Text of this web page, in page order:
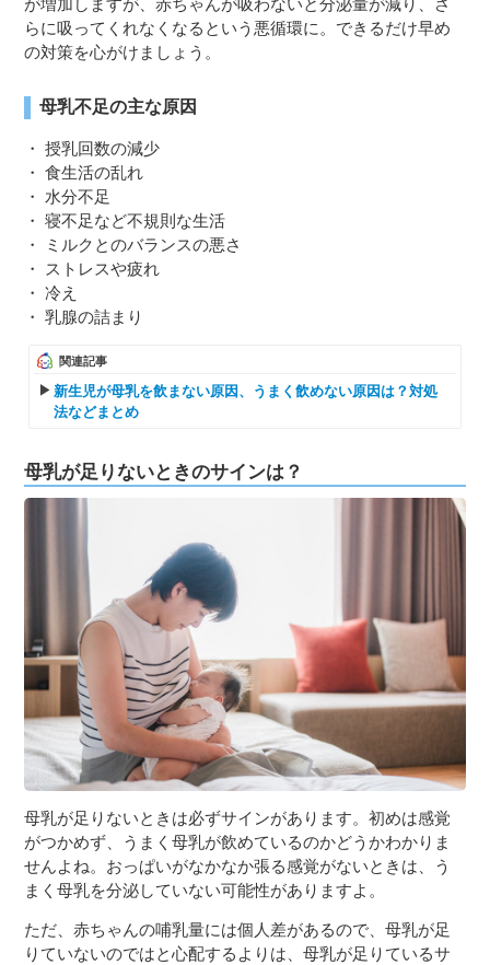
が増加しますが、赤ちゃんが吸わないと分泌量が減り、さ
らに吸ってくれなくなるという悪循環に。できるだけ早め
の対策を心がけましょう。
母乳不足の主な原因
・ 授乳回数の減少
・ 食生活の乱れ
・ 水分不足
・ 寝不足など不規則な生活
・ ミルクとのバランスの悪さ
・ ストレスや疲れ
・ 冷え
・ 乳腺の詰まり
関連記事
新生児が母乳を飲まない原因、うまく飲めない原因は？対処
法などまとめ
母乳が足りないときのサインは？
母乳が足りないときは必ずサインがあります。初めは感覚
がつかめず、うまく母乳が飲めているのかどうかわかりま
せんよね。おっぱいがなかなか張る感覚がないときは、う
まく母乳を分泌していない可能性がありますよ。
ただ、赤ちゃんの哺乳量には個人差があるので、母乳が足
りていないのではと心配するよりは、母乳が足りているサ